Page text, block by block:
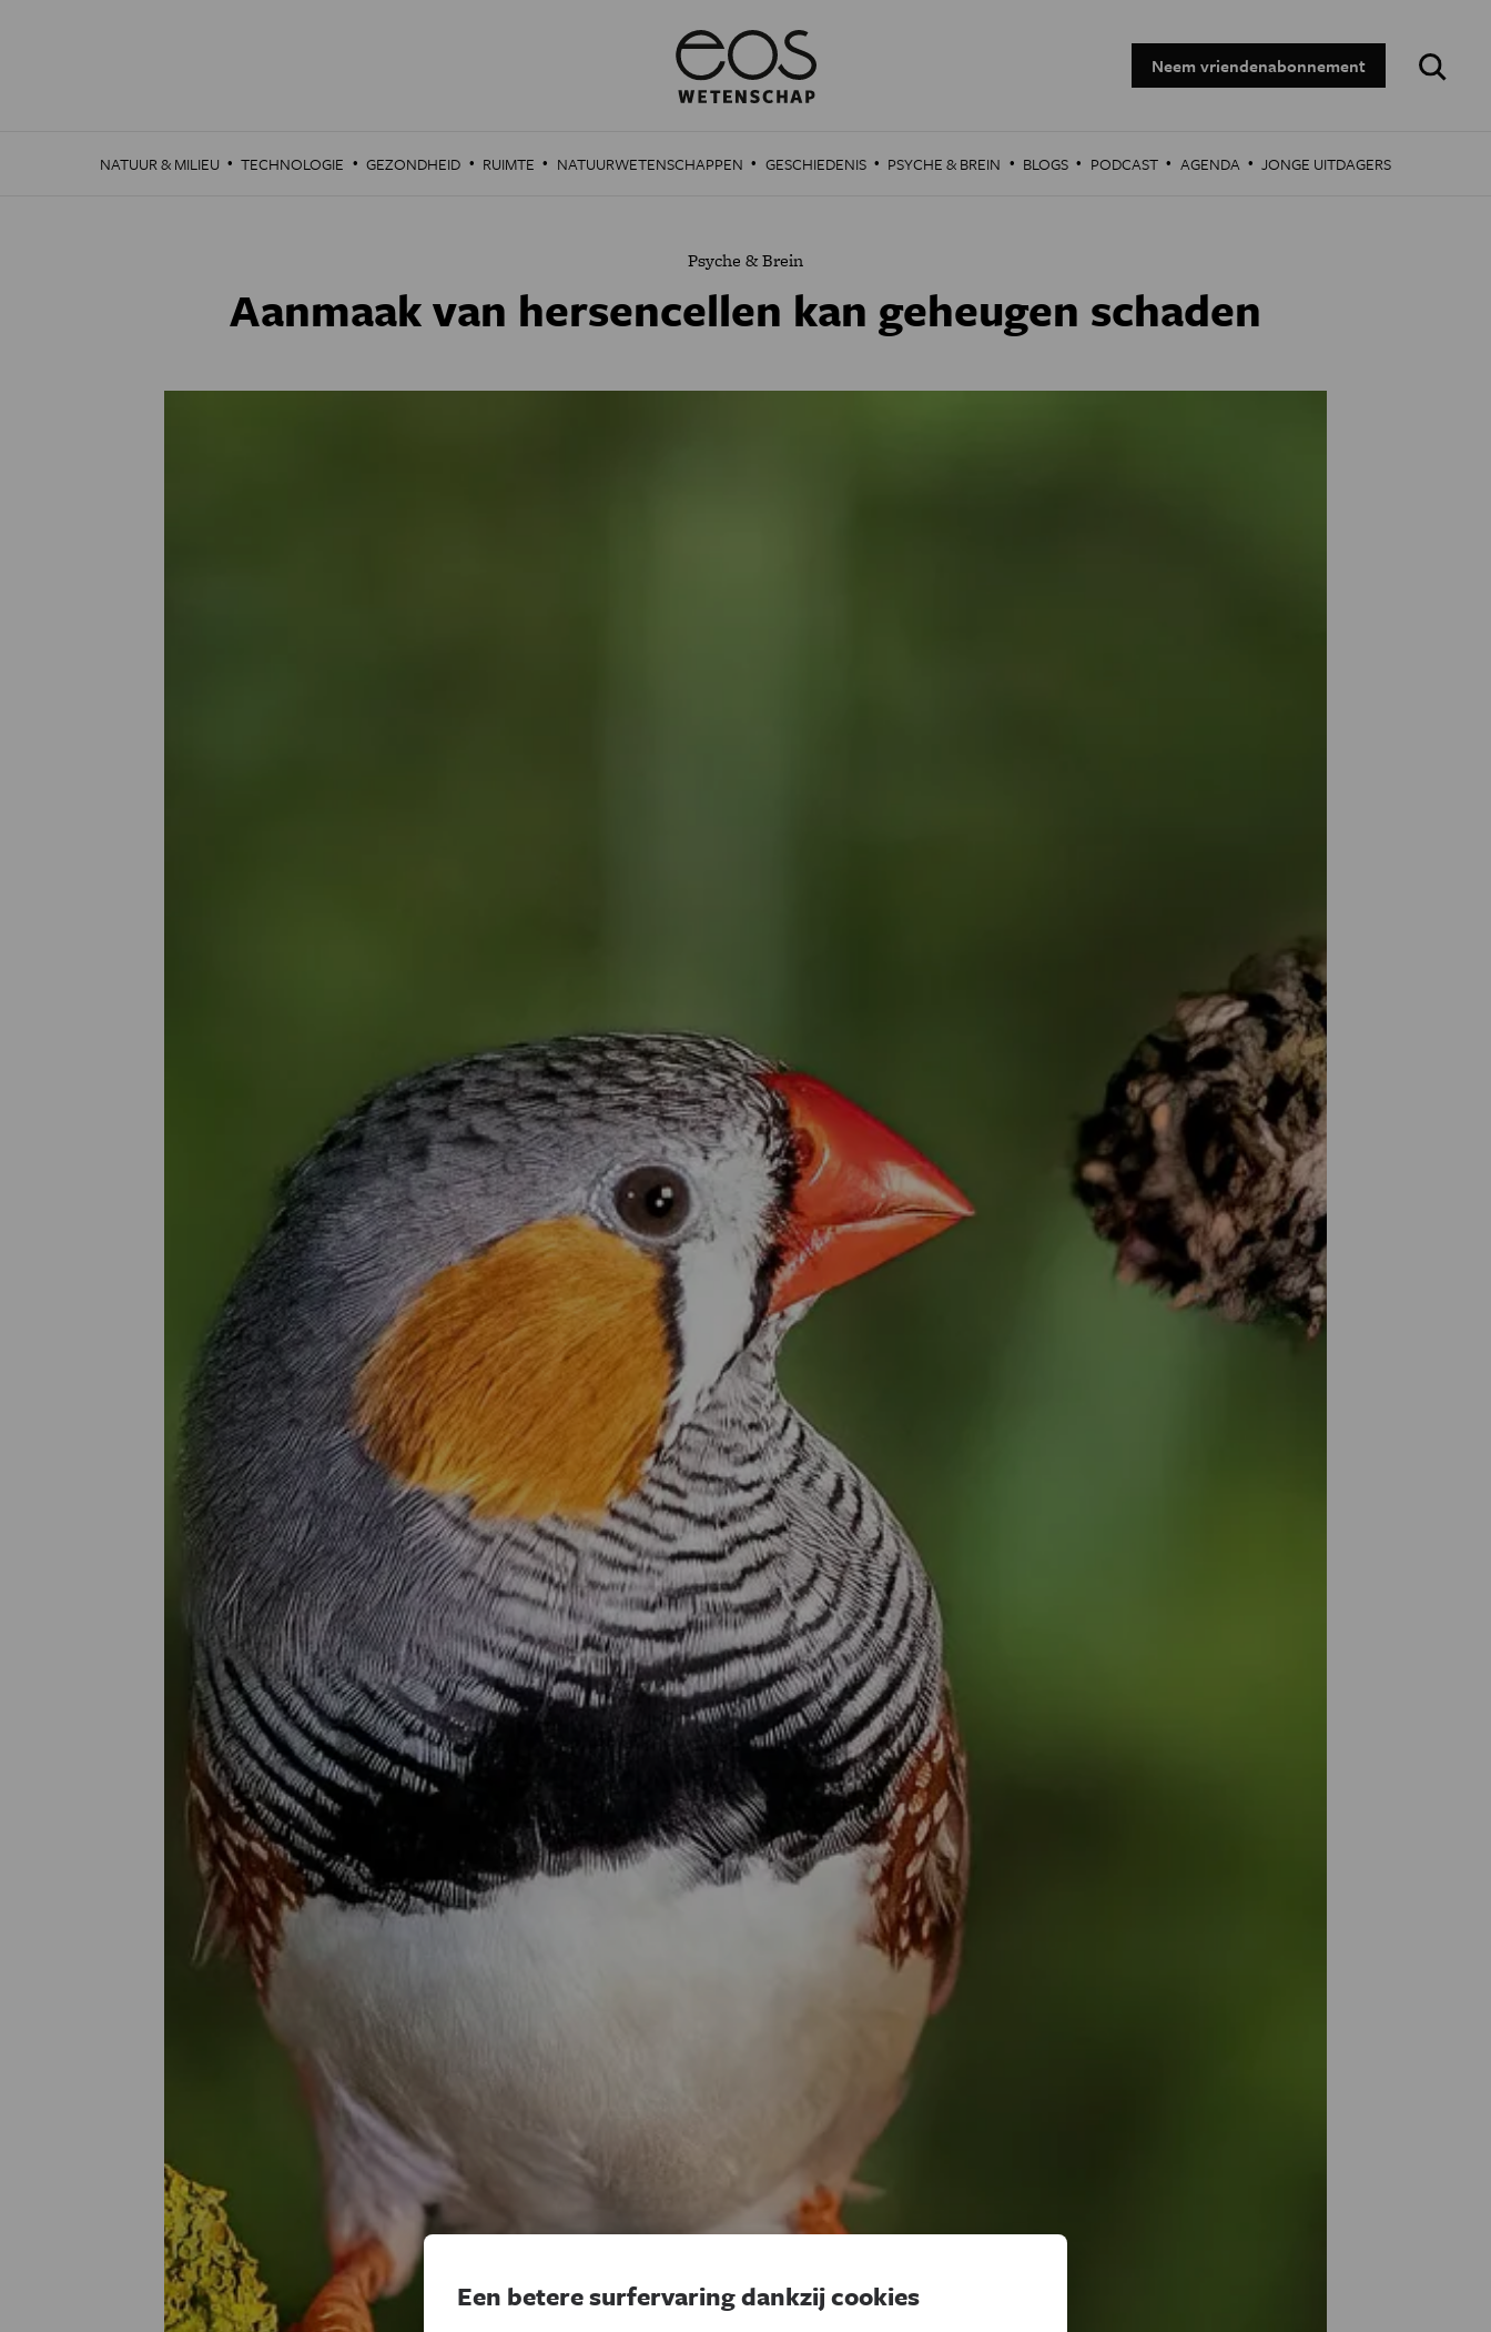
Neem vriendenabonnement
Zoeken:
NATUUR & MILIEU · TECHNOLOGIE · GEZONDHEID · RUIMTE · NATUURWETENSCHAPPEN · GESCHIEDENIS · PSYCHE & BREIN · BLOGS · PODCAST · AGENDA · JONGE UITDAGERS
Psyche & Brein
Aanmaak van hersencellen kan geheugen schaden
Een betere surfervaring dankzij cookies